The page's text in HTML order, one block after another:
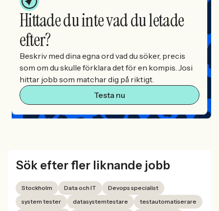
Hittade du inte vad du letade
efter?
Beskriv med dina egna ord vad du söker, precis
som om du skulle förklara det för en kompis. Josi
hittar jobb som matchar dig på riktigt.
Testa nu
Sök efter fler liknande jobb
Stockholm Data och IT
Devops specialist
system tester
datasystemtestare
testautomatiserare